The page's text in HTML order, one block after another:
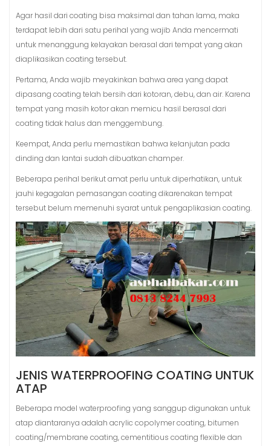
Agar hasil dari coating bisa maksimal dan tahan lama, maka
terdapat lebih dari satu perihal yang wajib Anda mencermati
untuk menanggung kelayakan berasal dari tempat yang akan
diaplikasikan coating tersebut.
Pertama, Anda wajib meyakinkan bahwa area yang dapat
dipasang coating telah bersih dari kotoran, debu, dan air. Karena
tempat yang masih kotor akan memicu hasil berasal dari
coating tidak halus dan menggembung.
Keempat, Anda perlu memastikan bahwa kelanjutan pada
dinding dan lantai sudah dibuatkan champer.
Beberapa perihal berikut amat perlu untuk diperhatikan, untuk
jauhi kegagalan pemasangan coating dikarenakan tempat
tersebut belum memenuhi syarat untuk pengaplikasian coating.
JENIS WATERPROOFING COATING UNTUK
ATAP
Beberapa model waterproofing yang sanggup digunakan untuk
atap diantaranya adalah acrylic copolymer coating, bitumen
coating/membrane coating, cementitious coating flexible dan